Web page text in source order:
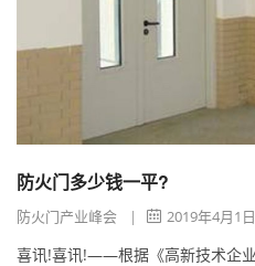
防火门多少钱一平?
防火门产业峰会 | 2019年4月1日
喜讯!喜讯!——根据《高新技术企